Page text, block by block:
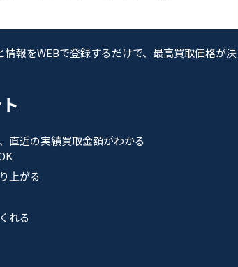
報をWEBで登録するだけで、最高買取価格が決
直近の実績買取金額がわかる
上がる
れる